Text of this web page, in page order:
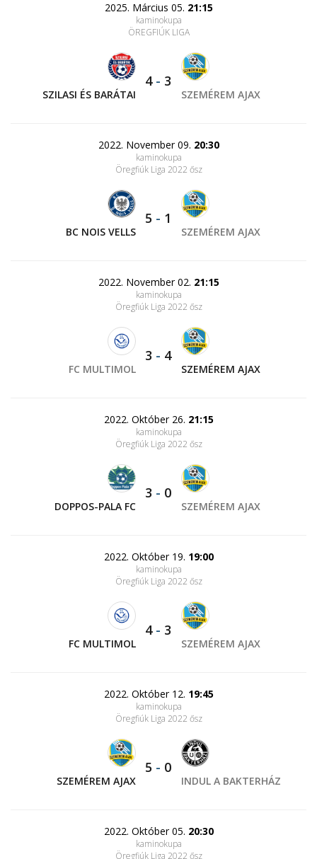
2025. Március 05. 21:15
kaminokupa
ÖREGFIÚK LIGA
SZILASI ÉS BARÁTAI
4- 3
SZEMÉREM AJAX
2022. November 09. 20:30
kaminokupa
Öregfiúk Liga 2022 ősz
BC NOIS VELLS
5 - 1
SZEMÉREM AJAX
2022. November 02. 21:15
kaminokupa
Öregfiúk Liga 2022 ősz
FC MULTIMOL
3 - 4
SZEMÉREM AJAX
2022. Október 26. 21:15
kaminokupa
Öregfiúk Liga 2022 ősz
DOPPOS-PALA FC
3 - 0
SZEMÉREM AJAX
2022. Október 19. 19:00
kaminokupa
Öregfiúk Liga 2022 ősz
FC MULTIMOL
4- 3
SZEMÉREM AJAX
2022. Október 12. 19:45
kaminokupa
Öregfiúk Liga 2022 ősz
SZEMÉREM AJAX
5 - 0
INDUL A BAKTERHÁZ
2022. Október 05. 20:30
kaminokupa
Öregfiúk Liga 2022 ősz